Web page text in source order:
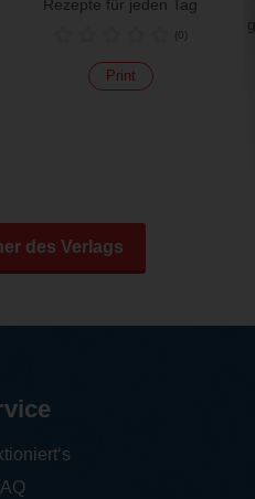
Rezepte für jeden Tag
(0)
Print
des Verlags